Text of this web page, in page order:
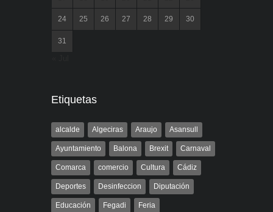
24 25 26 27 28 29 30
31
Etiquetas
alcalde Algeciras Araujo Asansull
Ayuntamiento Balona Brexit Carnaval
Comarca comercio Cultura Cádiz
Deportes Desinfeccion Diputación
Educación Fegadi Feria